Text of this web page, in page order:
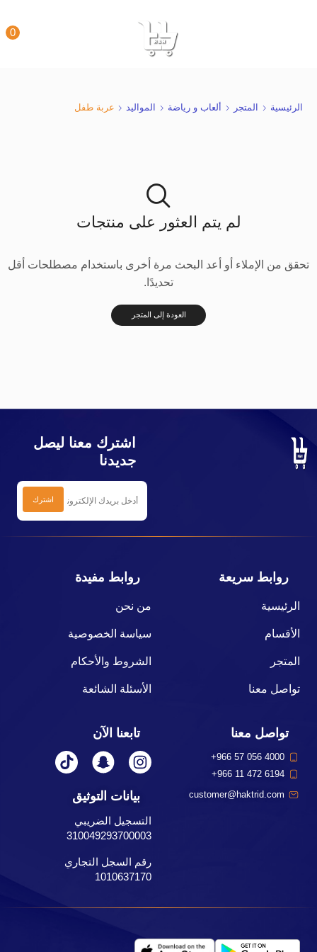
0
الرئيسية المتجر ألعاب و رياضة المواليد عربة طفل
لم يتم العثور على منتجات
تحقق من الإملاء أو أعد البحث مرة أخرى باستخدام مصطلحات أقل
تحديدًا.
العودة إلى المتجر
اشترك معنا ليصل
جديدنا
روابط سريعة
الرئيسية
الأقسام
المتجر
تواصل معنا
روابط مفيدة
من نحن
سياسة الخصوصية
الشروط والأحكام
الأسئلة الشائعة
تواصل معنا
+966 57 056 4000
+966 11 472 6194
customer@haktrid.com
تابعنا الآن
بيانات التوثيق
التسجيل الضريبي
310049293700003
رقم السجل التجاري
1010637170